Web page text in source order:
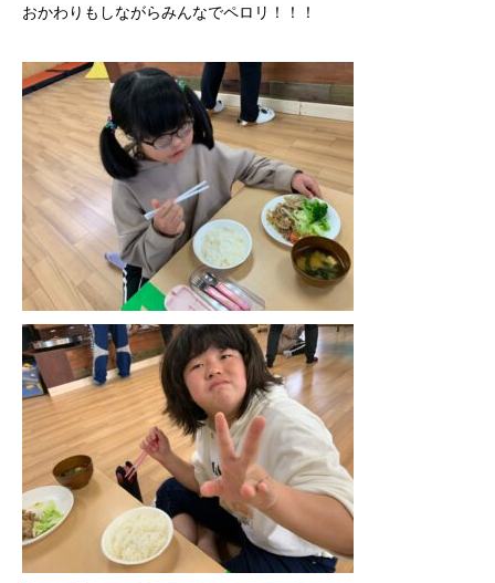
おかわりもしながらみんなでペロリ！！！